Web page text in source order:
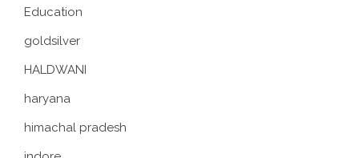
Education
goldsilver
HALDWANI
haryana
himachal pradesh